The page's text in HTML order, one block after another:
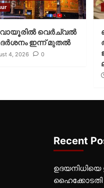
വെര്‍ച്വല്‍
ഇന്ന് മുതല്‍
4, 2026 0
Recent
ഉദയനിധിയെ
ഹൈക്കോടതി